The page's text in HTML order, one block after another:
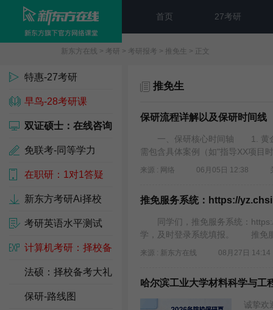
首页 27考研
新东方在线 > 考研 > 考研报考 > 推免生 > 正文
特惠-27考研
早鸟-28考研课
双证硕士：在线咨询
免联考-同等学力
在职研：1对1答疑
新东方考研Ai择校
考研英语水平测试
计算机考研：择校备
考包
法硕：择校备考大礼
包
保研-路线图
推免生
保研流程详解以及保研时间线
一、保研核心时间轴 1. 黄
需包含具体案例（如"指导XX项
来源 : 网络 06月05日 12:38
推免服务系统：https://
同学们，推免服务系统：
学，及时登录系统填报。 推免
来源 : 新东方在线 08月27日 14:14
哈尔滨工业大学材料科学与工
诚挚欢